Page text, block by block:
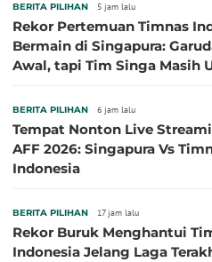
BERITA PILIHAN 5 jam lalu
Rekor Pertemuan Timnas
Bermain di Singapura:
Awal, tapi Tim Singa Masih
BERITA PILIHAN 6 jam lalu
Tempat Nonton Live
AFF 2026: Singapura Vs
Indonesia
BERITA PILIHAN 17 jam lalu
Rekor Buruk Menghantui
Indonesia Jelang Laga